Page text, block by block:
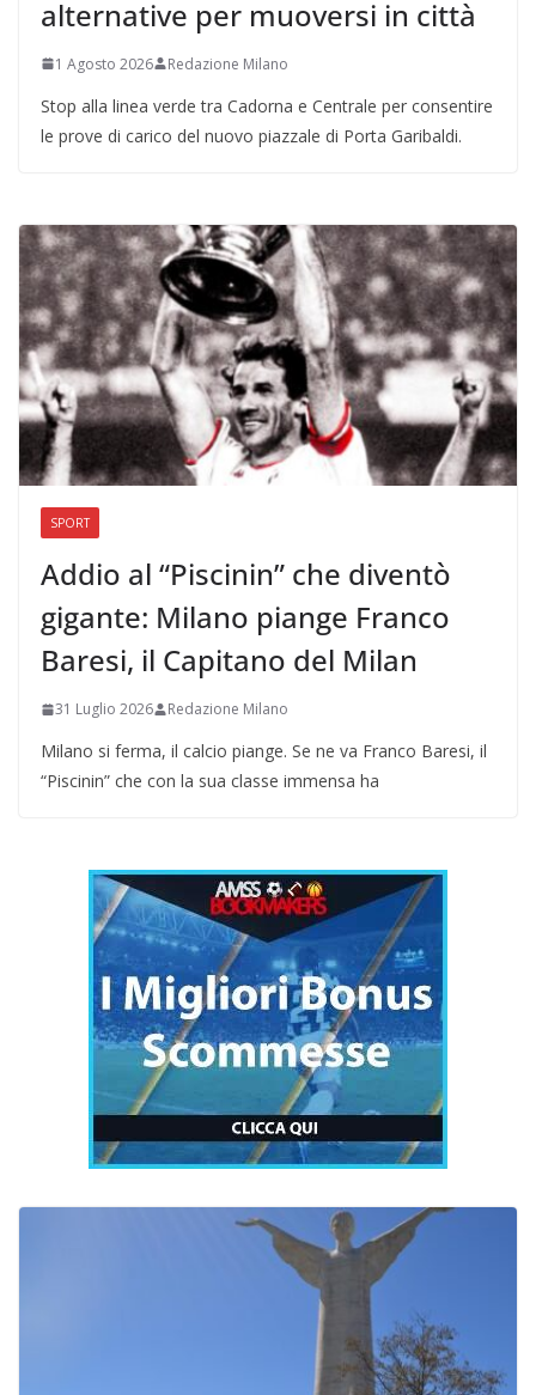
alternative per muoversi in città
1 Agosto 2026 Redazione Milano
Stop alla linea verde tra Cadorna e Centrale per consentire
le prove di carico del nuovo piazzale di Porta Garibaldi.
SPORT
Addio al “Piscinin” che diventò
gigante: Milano piange Franco
Baresi, il Capitano del Milan
31 Luglio 2026 Redazione Milano
Milano si ferma, il calcio piange. Se ne va Franco Baresi, il
“Piscinin” che con la sua classe immensa ha